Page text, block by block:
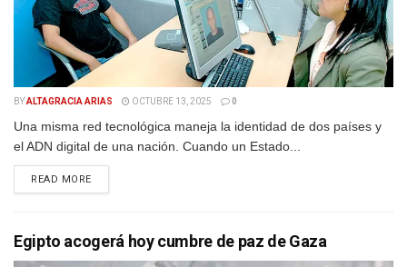
BYALTAGRACIA ARIAS OCTUBRE 13, 2025 0
Una misma red tecnológica maneja la identidad de dos países y
el ADN digital de una nación. Cuando un Estado...
READ MOREDETAILS
Egipto acogerá hoy cumbre de paz de Gaza